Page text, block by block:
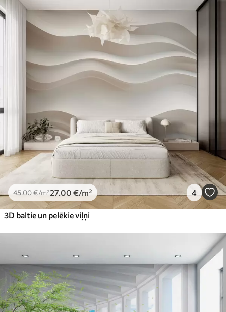
45.00€/m²27 .00 €/m² 4
3D baltie un pelēkie viļņi